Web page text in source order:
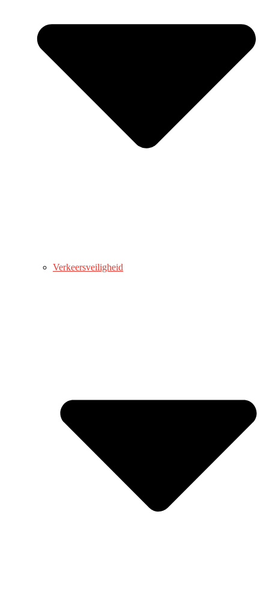
Verkeersveiligheid